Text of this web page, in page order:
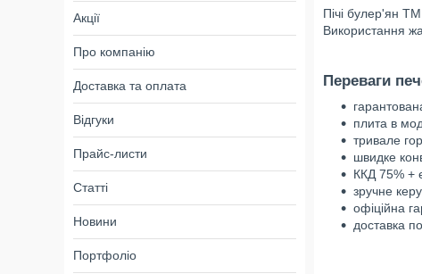
Пічі булер'ян
Використання
Переваги
плита в
тривале
швидке
ККД 75% +
зручне
офіційна
доставка по
Акції
Про компанію
Доставка та оплата
Відгуки
Прайс-листи
Статті
Новини
Портфоліо